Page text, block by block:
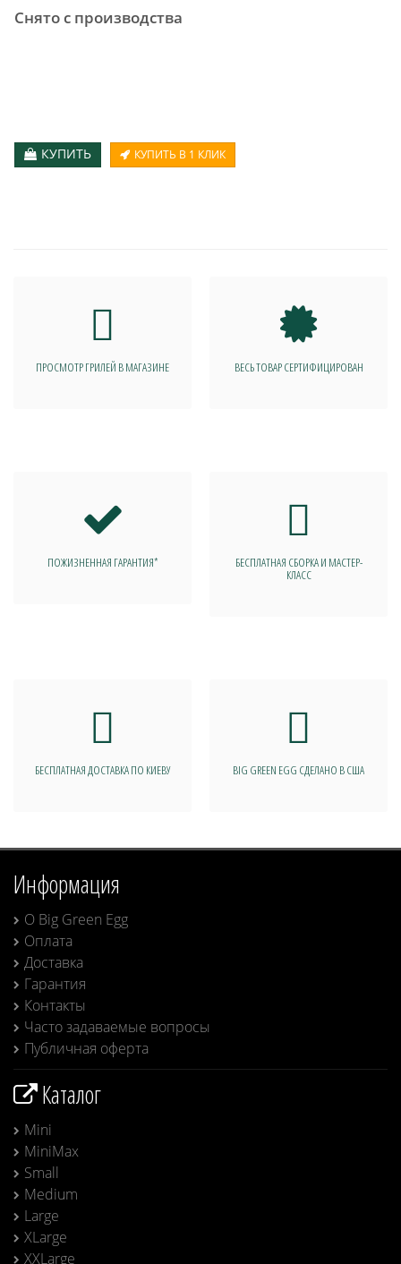
Снято с производства
КУПИТЬ КУПИТЬ В 1 КЛИК
ПРОСМОТР ГРИЛЕЙ В МАГАЗИНЕ ВЕСЬ ТОВАР СЕРТИФИЦИРОВАН
ПОЖИЗНЕННАЯ ГАРАНТИЯ* БЕСПЛАТНАЯ СБОРКА И МАСТЕР-
КЛАСС
БЕСПЛАТНАЯ ДОСТАВКА ПО КИЕВУ BIG GREEN EGG СДЕЛАНО В США
Информация
О Big Green Egg
Оплата
Доставка
Гарантия
Контакты
Часто задаваемые вопросы
Публичная оферта
Каталог
Mini
MiniMax
Small
Medium
Large
XLarge
XXLarge